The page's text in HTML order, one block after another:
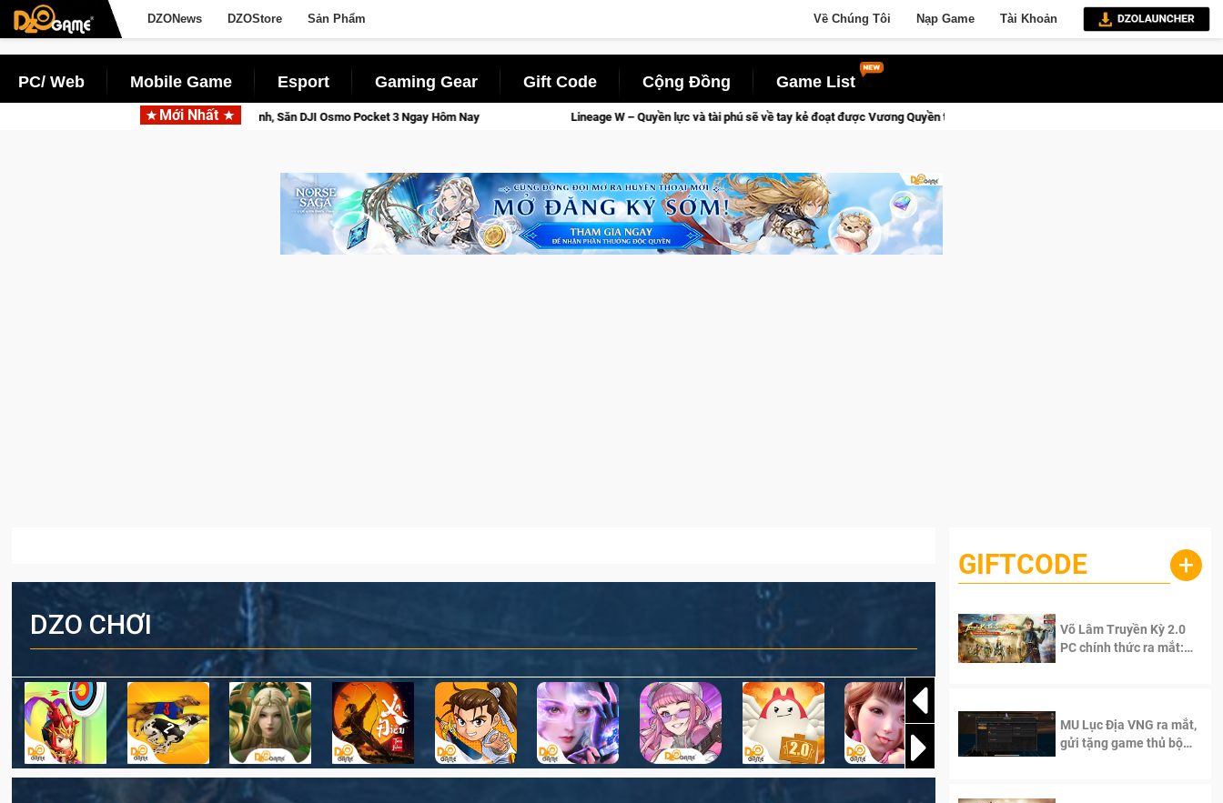
DZONews DZOStore Sản Phẩm Về Chúng Tôi Nạp Game Tài Khoản
PC/ Web Mobile Game Esport Gaming Gear Gift Code Cộng Đồng Game List
Mới Nhất
Cửu Giới Thức Tỉnh, Săn DJI Osmo Pocket 3 Ngay Hôm Nay Lineage W – Quyền lực và tài phú sẽ về tay kẻ đoạt được Vương Quyền thành Kent sắp tới!
DZO CHƠI
GIFTCODE +
Võ Lâm Truyền Kỳ 2.0
PC chính thức ra mắt:
MU Lục Địa VNG ra mắt,
gửi tặng game thủ bộ